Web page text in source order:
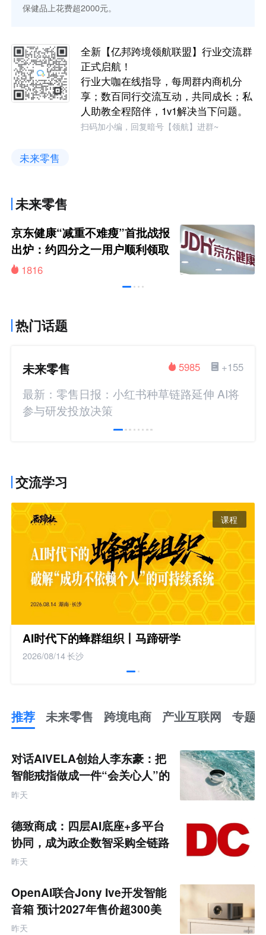
保健品上花费超2000元。
全新【亿邦跨境领航联盟】行业交流群
正式启航！
行业大咖在线指导，每周群内商机分
享；数百同行交流互动，共同成长；私
人助教全程陪伴，1v1解决当下问题。
扫码加小编，回复暗号【领航】进群~
未来零售
未来零售
京东健康“减重不难瘦”首批战报
出炉：约四分之一用户顺利领取
200元挑战金
1816
热门话题
未来零售 +155
5985
最新：零售日报：小红书种草链路延伸 AI将
参与研发投放决策
交流学习
课程
AI时代下的蜂群组织丨马蹄研学
2026/08/14长沙
推荐 未来零售 跨境电商 产业互联网 专题
来
零
售
跨
境
商
产
业
互
联
网
对话AIVELA创始人李东豪：把
智能戒指做成一件“会关心人”的
饰品
昨天
德致商成：四层AI底座+多平台
协同，成为政企数智采购全链路
服务商
昨天
OpenAI联合Jony Ive开发智能
音箱 预计2027年售价超300美
元
昨天